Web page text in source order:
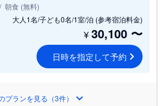
朝食 (無料)
大人1名/子ども0名/1室/泊 (参考宿泊料金)
¥30,100 〜
日時を指定して予約
プランを見る（3件）